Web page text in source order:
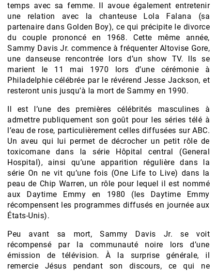
temps avec sa femme. Il avoue également entretenir
une relation avec la chanteuse Lola Falana (sa
partenaire dans Golden Boy), ce qui précipite le divorce
du couple prononcé en 1968. Cette même année,
Sammy Davis Jr. commence à fréquenter Altovise Gore,
une danseuse rencontrée lors d’un show TV. Ils se
marient le 11 mai 1970 lors d’une cérémonie à
Philadelphie célébrée par le révérend Jesse Jackson, et
resteront unis jusqu’à la mort de Sammy en 1990.
Il est l’une des premières célébrités masculines à
admettre publiquement son goût pour les séries télé à
l’eau de rose, particulièrement celles diffusées sur ABC.
Un aveu qui lui permet de décrocher un petit rôle de
toxicomane dans la série Hôpital central (General
Hospital), ainsi qu’une apparition régulière dans la
série On ne vit qu’une fois (One Life to Live) dans la
peau de Chip Warren, un rôle pour lequel il est nommé
aux Daytime Emmy en 1980 (les Daytime Emmy
récompensent les programmes diffusés en journée aux
États-Unis).
Peu avant sa mort, Sammy Davis Jr. se voit
récompensé par la communauté noire lors d’une
émission de télévision. À la surprise générale, il
remercie Jésus pendant son discours, ce qui ne